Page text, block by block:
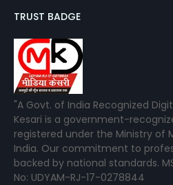
TRUST BADGE
"A Govt. of India Recognized
Kesari is a government-
registered under the Ministry of
India. Our commitment to
backed by national standards.
No: UDYAM-RJ-17-0278844